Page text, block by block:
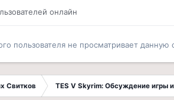
онлайн
пользователя не просматривает данную
Свитков TES V Skyrim: Обсуждение игры